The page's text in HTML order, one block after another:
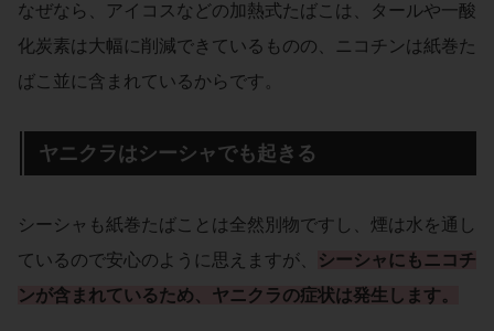
なぜなら、アイコスなどの加熱式たばこは、タールや一酸
化炭素は大幅に削減できているものの、ニコチンは紙巻た
ばこ並に含まれているからです。
ヤニクラはシーシャでも起きる
シーシャも紙巻たばことは全然別物ですし、煙は水を通し
ているので安心のように思えますが、
シーシャにもニコチ
ンが含まれているため、ヤニクラの症状は発生します。